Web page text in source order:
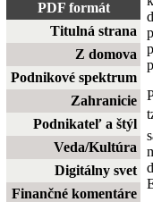
PDF formát
Titulná strana
Z domova
Podnikové spektrum
Zahranicie
Podnikateľ a štýl
Veda/Kultúra
Digitálny svet
Finančné komentáre